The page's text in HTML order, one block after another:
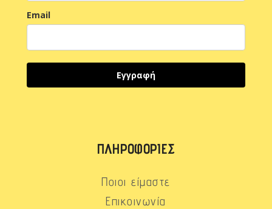
Email
Εγγραφή
ΠΛΗΡΟΦΟΡΊΕΣ
Ποιοι είμαστε
Επικοινωνία